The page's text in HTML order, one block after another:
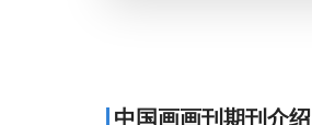
中国画画刊期刊介绍